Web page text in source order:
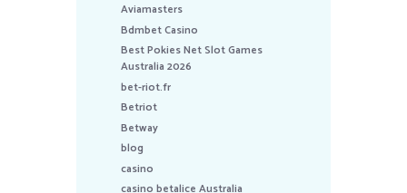
Aviamasters
Bdmbet Casino
Best Pokies Net Slot Games
Australia 2026
bet-riot.fr
Betriot
Betway
blog
casino
casino betalice Australia